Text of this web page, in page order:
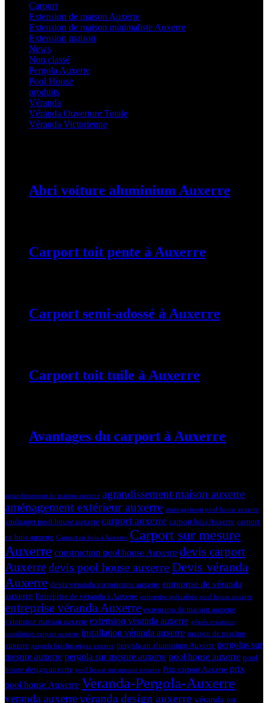
Carport
Extension de maison Auxerre
Extension de maison minimaliste Auxerre
Extension maison
News
Non classé
Pergola Auxerre
Pool House
produits
Véranda
Véranda Ouverture Totale
Véranda Victorienne
Abri voiture aluminium Auxerre
Carport toit pente à Auxerre
Carport semi-adossé à Auxerre
Carport toit tuile à Auxerre
Avantages du carport à Auxerre
agrandissement de maison auxerre agrandissement maison auxerre
aménagement extérieur auxerre aménagement pool house auxerre
aménager pool house auxerre carport auxerre carport bois Auxerre carport
en bois auxerre Carport en bois à Auxerre Carport sur mesure
Auxerre construction pool house Auxerre devis carport
Auxerredevis pool house auxerreDevis véranda
Auxerre devis véranda victorienne auxerre entreprise de véranda
auxerre Entreprise de véranda à Auxerre entreprise spécialisée pool house auxerre
entreprise véranda Auxerre extension de maison auxerre
extension maison auxerre extension veranda auxerre géniès créations
installation carport auxerre installation véranda auxerre maison de piscine
auxerre pergola bioclimatique auxerre pergola en aluminium Auxerre pergolas sur
mesure auxerre pergola sur mesure auxerre pool house auxerre pool
house design auxerre pool house sur mesure auxerre Prix carport Auxerre prix
pool house Auxerre Veranda-Pergola-Auxerre
veranda auxerrevéranda design auxerre véranda en